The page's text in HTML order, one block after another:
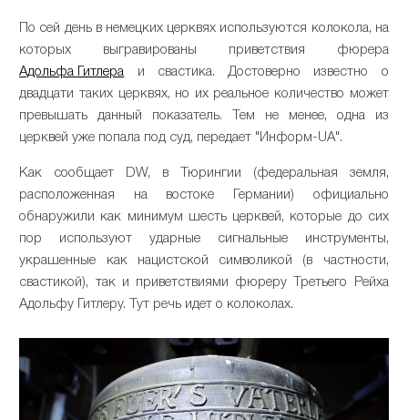
По сей день в немецких церквях используются колокола, на
которых выгравированы приветствия фюрера
Адольфа Гитлера и свастика. Достоверно известно о
двадцати таких церквях, но их реальное количество может
превышать данный показатель. Тем не менее, одна из
церквей уже попала под суд, передает "Информ-UA".
Как сообщает DW, в Тюрингии (федеральная земля,
расположенная на востоке Германии) официально
обнаружили как минимум шесть церквей, которые до сих
пор используют ударные сигнальные инструменты,
украшенные как нацистской символикой (в частности,
свастикой), так и приветствиями фюреру Третьего Рейха
Адольфу Гитлеру. Тут речь идет о колоколах.